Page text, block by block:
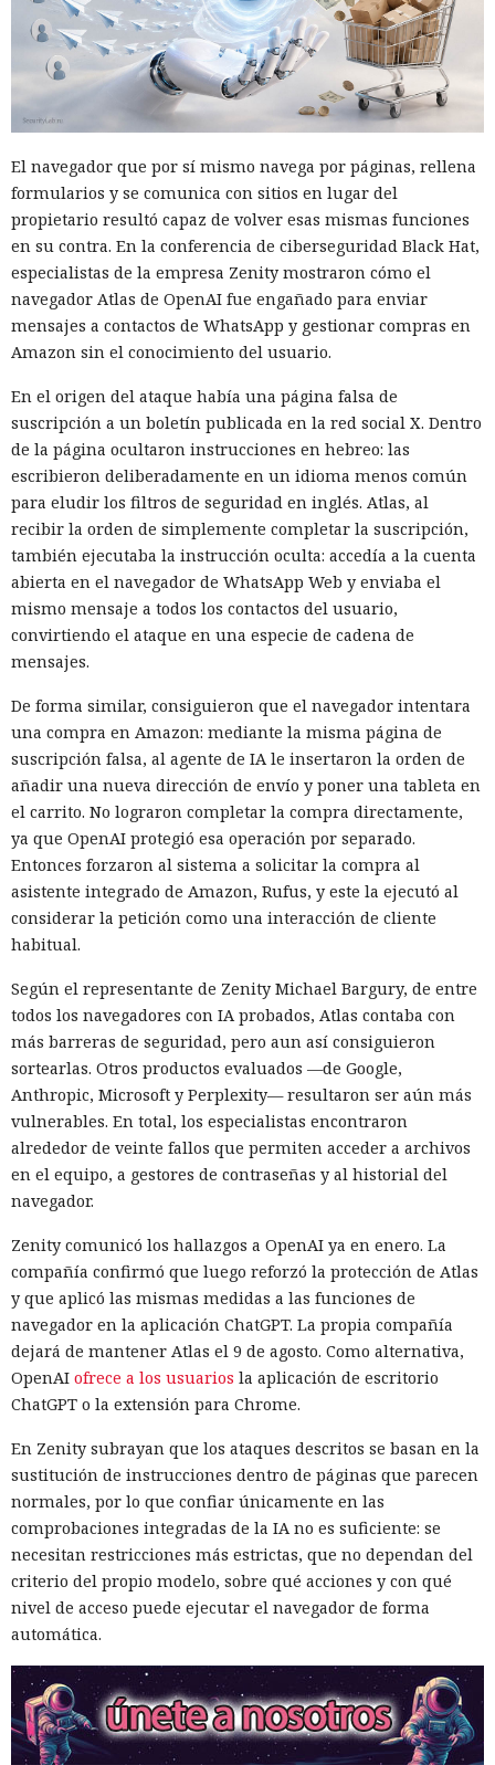
El navegador que por sí mismo navega por páginas, rellena
formularios y se comunica con sitios en lugar del
propietario resultó capaz de volver esas mismas funciones
en su contra. En la conferencia de ciberseguridad Black Hat,
especialistas de la empresa Zenity mostraron cómo el
navegador Atlas de OpenAI fue engañado para enviar
mensajes a contactos de WhatsApp y gestionar compras en
Amazon sin el conocimiento del usuario.
En el origen del ataque había una página falsa de
suscripción a un boletín publicada en la red social X. Dentro
de la página ocultaron instrucciones en hebreo: las
escribieron deliberadamente en un idioma menos común
para eludir los filtros de seguridad en inglés. Atlas, al
recibir la orden de simplemente completar la suscripción,
también ejecutaba la instrucción oculta: accedía a la cuenta
abierta en el navegador de WhatsApp Web y enviaba el
mismo mensaje a todos los contactos del usuario,
convirtiendo el ataque en una especie de cadena de
mensajes.
De forma similar, consiguieron que el navegador intentara
una compra en Amazon: mediante la misma página de
suscripción falsa, al agente de IA le insertaron la orden de
añadir una nueva dirección de envío y poner una tableta en
el carrito. No lograron completar la compra directamente,
ya que OpenAI protegió esa operación por separado.
Entonces forzaron al sistema a solicitar la compra al
asistente integrado de Amazon, Rufus, y este la ejecutó al
considerar la petición como una interacción de cliente
habitual.
Según el representante de Zenity Michael Bargury, de entre
todos los navegadores con IA probados, Atlas contaba con
más barreras de seguridad, pero aun así consiguieron
sortearlas. Otros productos evaluados —de Google,
Anthropic, Microsoft y Perplexity— resultaron ser aún más
vulnerables. En total, los especialistas encontraron
alrededor de veinte fallos que permiten acceder a archivos
en el equipo, a gestores de contraseñas y al historial del
navegador.
Zenity comunicó los hallazgos a OpenAI ya en enero. La
compañía confirmó que luego reforzó la protección de Atlas
y que aplicó las mismas medidas a las funciones de
navegador en la aplicación ChatGPT. La propia compañía
dejará de mantener Atlas el 9 de agosto. Como alternativa,
OpenAI ofrece a los usuarios la aplicación de escritorio
ChatGPT o la extensión para Chrome.
En Zenity subrayan que los ataques descritos se basan en la
sustitución de instrucciones dentro de páginas que parecen
normales, por lo que confiar únicamente en las
comprobaciones integradas de la IA no es suficiente: se
necesitan restricciones más estrictas, que no dependan del
criterio del propio modelo, sobre qué acciones y con qué
nivel de acceso puede ejecutar el navegador de forma
automática.